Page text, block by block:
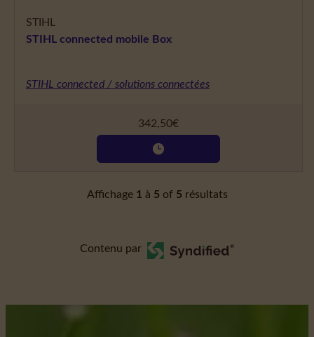
STIHL
STIHL connected mobile Box
STIHL connected / solutions connectées
342,50€
Affichage 1 à 5 of 5 résultats
Contenu par